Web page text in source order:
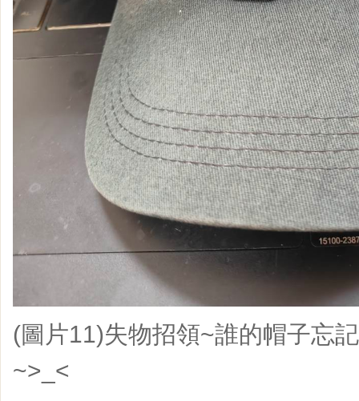
(圖片11)失物招領~誰的帽子忘
~>_<